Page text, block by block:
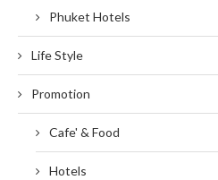
Phuket Hotels
Life Style
Promotion
Cafe' & Food
Hotels